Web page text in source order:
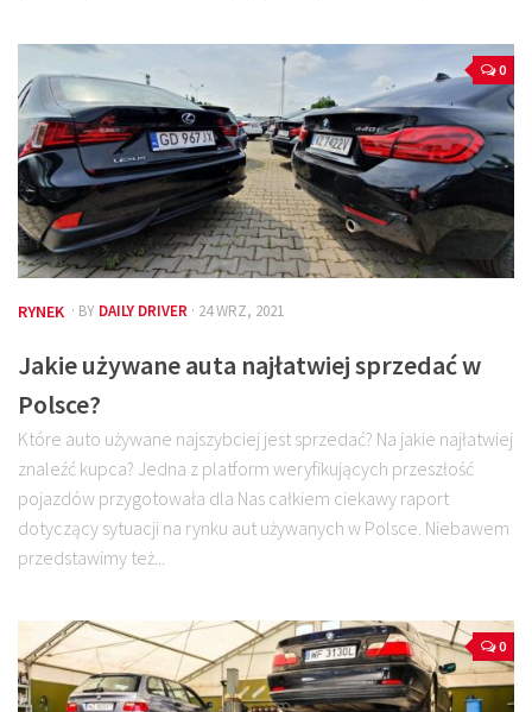
0
RYNEK · BY DAILY DRIVER · 24 WRZ, 2021
Jakie używane auta najłatwiej sprzedać w
Polsce?
Które auto używane najszybciej jest sprzedać? Na jakie najłatwiej
znaleźć kupca? Jedna z platform weryfikujących przeszłość
pojazdów przygotowała dla Nas całkiem ciekawy raport
dotyczący sytuacji na rynku aut używanych w Polsce. Niebawem
przedstawimy też...
0